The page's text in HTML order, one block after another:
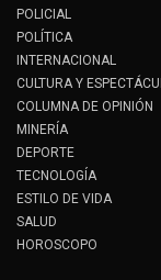
POLICIAL
POLÍTICA
INTERNACIONAL
CULTURA Y
COLUMNA DE OPINIÓN
MINERÍA
DEPORTE
TECNOLOGÍA
ESTILO DE VIDA
SALUD
HOROSCOPO